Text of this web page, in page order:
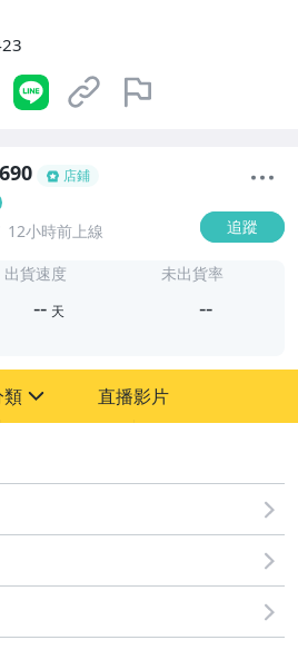
店鋪
12小時前上線 追蹤
出貨速度
-- 天
未出貨率
--
類 直播影片